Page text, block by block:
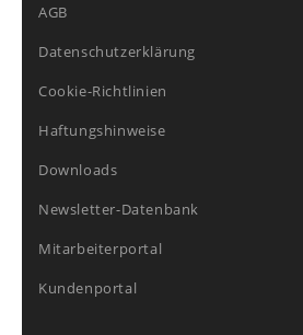
AGB
Datenschutzerklärung
Cookie-Richtlinien
Haftungshinweise
Downloads
Newsletter-Datenbank
Mitarbeiterportal
Kundenportal